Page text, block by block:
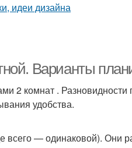
Варианты
2 комнат . Разновидности
удобства.
— одинаковой). Они